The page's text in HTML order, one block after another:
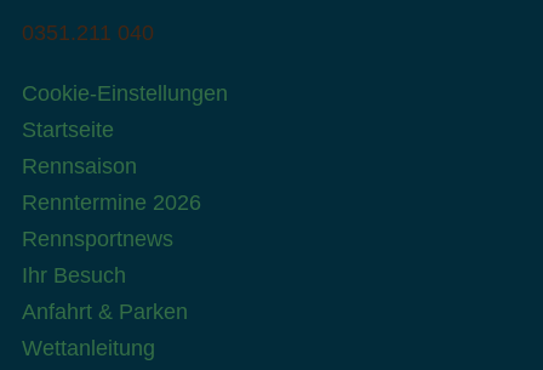
0351.211 040
Cookie-Einstellungen
Startseite
Rennsaison
Renntermine 2026
Rennsportnews
Ihr Besuch
Anfahrt & Parken
Wettanleitung